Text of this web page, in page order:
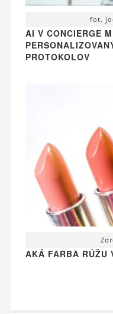
fot.
AI V CONCIERGE
PROTOKOLOV
AKÁ FARBA RÚŽU